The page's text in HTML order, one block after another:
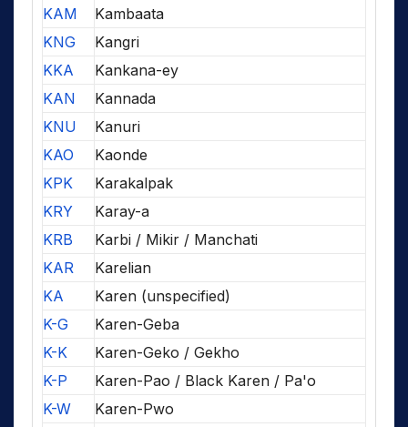
KAM
Kambaata
KNG
Kangri
KKA
Kankana-ey
KAN
Kannada
KNU
Kanuri
KAO
Kaonde
KPK
Karakalpak
KRY
Karay-a
KRB
Karbi / Mikir / Manchati
KAR
Karelian
KA
Karen (unspecified)
K-G
Karen-Geba
K-K
Karen-Geko / Gekho
K-P
Karen-Pao / Black Karen / Pa'o
K-W
Karen-Pwo